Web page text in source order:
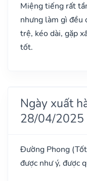
Miệng tiếng rất
nhưng làm gì đều
trệ, kéo dài, gặp
tốt.
Ngày xuất
28/04/2025
Đường Phong
được như ý, được